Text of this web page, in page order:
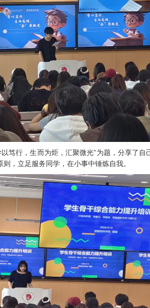
笃行，生而为炬，汇聚微光”为题，分享了
，立足服务同学，在小事中锤炼自我。